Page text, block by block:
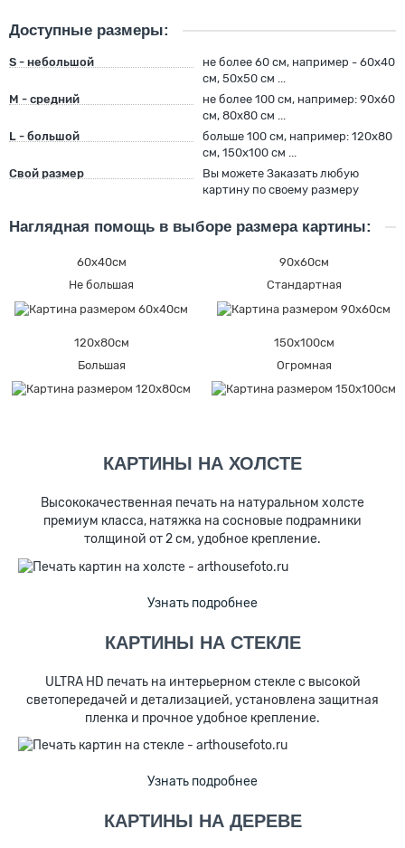
Доступные размеры:
S - небольшой
не более 60 см, например - 60х40
см, 50х50 см ...
M - средний
не более 100 см, например: 90х60
см, 80х80 см ...
L - большой
больше 100 см, например: 120х80
см, 150х100 см ...
Свой размер
Вы можете Заказать любую
картину по своему размеру
Наглядная помощь в выборе размера картины:
60х40см
Не большая
90х60см
Стандартная
120х80см
Большая
150х100см
Огромная
КАРТИНЫ НА ХОЛСТЕ
Высококачественная печать на натуральном холсте
премиум класса, натяжка на сосновые подрамники
толщиной от 2 см, удобное крепление.
Узнать подробнее
КАРТИНЫ НА СТЕКЛЕ
ULTRA HD печать на интерьерном стекле с высокой
светопередачей и детализацией, установлена защитная
пленка и прочное удобное крепление.
Узнать подробнее
КАРТИНЫ НА ДЕРЕВЕ